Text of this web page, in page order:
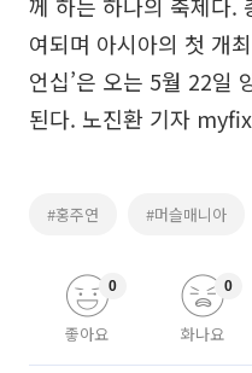
께 하는 하나의 축제다.
여되며 아시아의 첫 개
언십’은 오는 5월 22일
된다. 노진환 기자
#홍주연 #머슬매니아
좋아요
0
화나요
0